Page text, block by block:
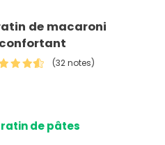
de macaroni
(32 notes)
de pâtes